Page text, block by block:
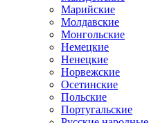
Марийские
Молдавские
Монгольские
Немецкие
Ненецкие
Норвежские
Осетинские
Польские
Португальские